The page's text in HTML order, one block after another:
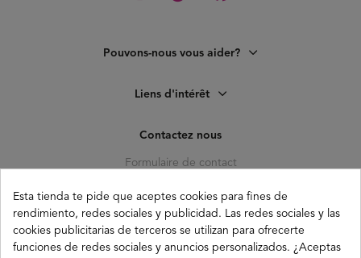
Pouvons-nous vous aider?
Liens d'intérêt
Contactez nous
Formulaire de contact
41010 (Triana) Sevilla
info@buganco.com
Esta tienda te pide que aceptes cookies para fines de
rendimiento, redes sociales y publicidad. Las redes sociales y las
cookies publicitarias de terceros se utilizan para ofrecerte
funciones de redes sociales y anuncios personalizados. ¿Aceptas